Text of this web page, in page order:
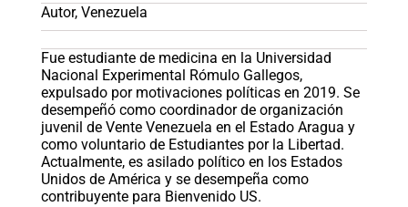
Autor, Venezuela
Fue estudiante de medicina en la Universidad
Nacional Experimental Rómulo Gallegos,
expulsado por motivaciones políticas en 2019. Se
desempeñó como coordinador de organización
juvenil de Vente Venezuela en el Estado Aragua y
como voluntario de Estudiantes por la Libertad.
Actualmente, es asilado político en los Estados
Unidos de América y se desempeña como
contribuyente para Bienvenido US.